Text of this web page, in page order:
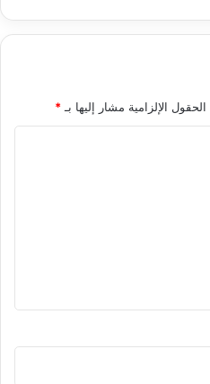
الحقول الإلزامية مشار إليها بـ *